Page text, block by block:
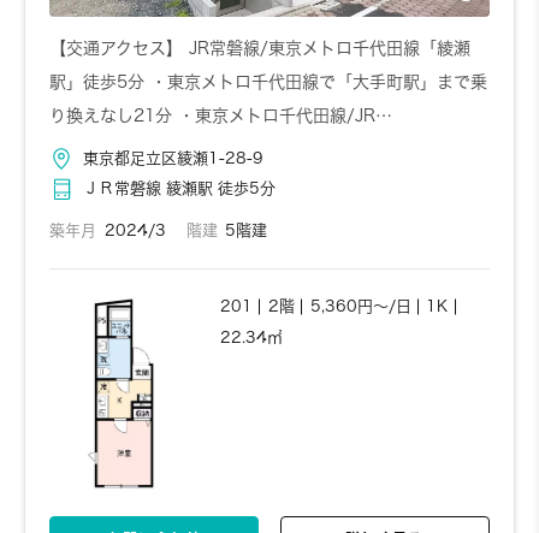
【交通アクセス】 JR常磐線/東京メトロ千代田線「綾瀬
駅」徒歩5分 ・東京メトロ千代田線で「大手町駅」まで乗
り換えなし21分 ・東京メトロ千代田線/JR…
東京都足立区綾瀬1-28-9
ＪＲ常磐線 綾瀬駅 徒歩5分
築年月 2024/3 階建 5階建
201 2階 5,360円～/日
1K
22.34㎡